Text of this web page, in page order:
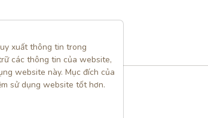
xuất thông tin trong
các thông tin của website,
website này. Mục đích của